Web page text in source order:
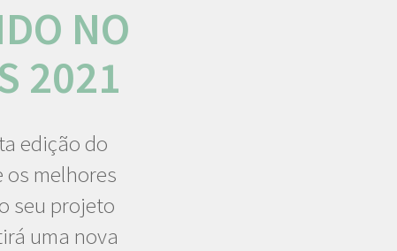
NO
2021
edição do
os melhores
seu projeto
uma nova